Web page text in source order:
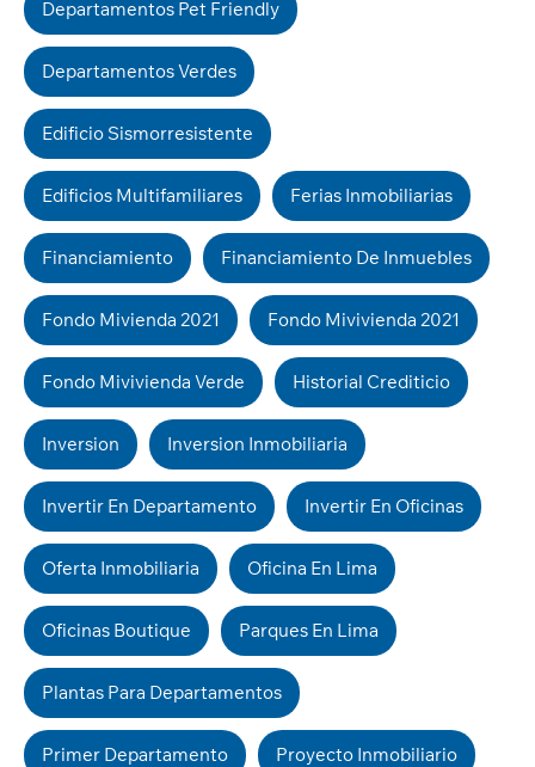
Departamentos Pet Friendly
Departamentos Verdes
Edificio Sismorresistente
Edificios Multifamiliares Ferias Inmobiliarias
Financiamiento Financiamiento De Inmuebles
Fondo Mivienda 2021 Fondo Mivivienda 2021
Fondo Mivivienda Verde Historial Crediticio
Inversion Inversion Inmobiliaria
Invertir En Departamento Invertir En Oficinas
Oferta Inmobiliaria Oficina En Lima
Oficinas Boutique Parques En Lima
Plantas Para Departamentos
Primer Departamento Proyecto Inmobiliario